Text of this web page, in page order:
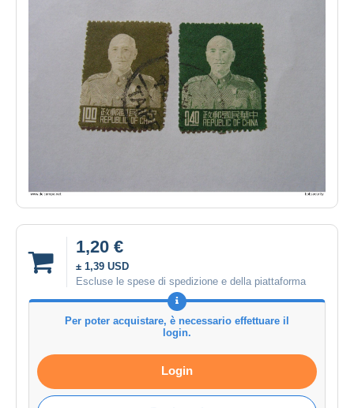
1,20 €
± 1,39 USD
Escluse le spese di spedizione e della piattaforma
Per poter acquistare, è necessario effettuare il
login.
Login